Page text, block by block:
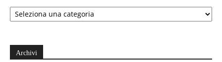
Categorie
Archivi